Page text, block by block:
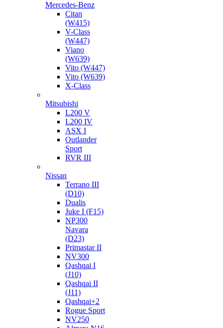
Mercedes-Benz
Citan
(W415)
V-Class
(W447)
Viano
(W639)
Vito (W447)
Vito (W639)
X-Class
Mitsubishi
L200 V
L200 IV
ASX I
Outlander
Sport
RVR III
Nissan
Terrano III
(D10)
Dualis
Juke I (F15)
NP300
Navara
(D23)
Primastar II
NV300
Qashqai I
(J10)
Qashqai II
(J11)
Qashqai+2
Rogue Sport
NV250